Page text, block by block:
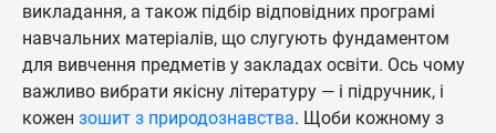
викладання, а також підбір відповідних програмі
навчальних матеріалів, що слугують фундаментом
для вивчення предметів у закладах освіти. Ось чому
важливо вибрати якісну літературу — і підручник, і
кожен зошит з природознавства. Щоби кожному з